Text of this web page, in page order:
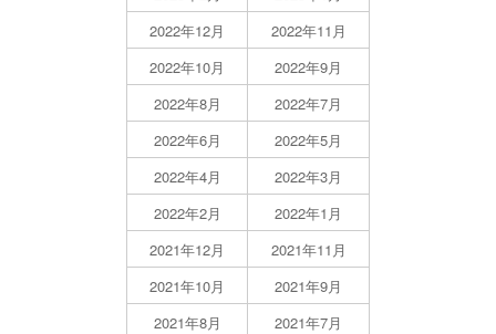
2022年12月
2022年11月
2022年10月
2022年9月
2022年8月
2022年7月
2022年6月
2022年5月
2022年4月
2022年3月
2022年2月
2022年1月
2021年12月
2021年11月
2021年10月
2021年9月
2021年8月
2021年7月